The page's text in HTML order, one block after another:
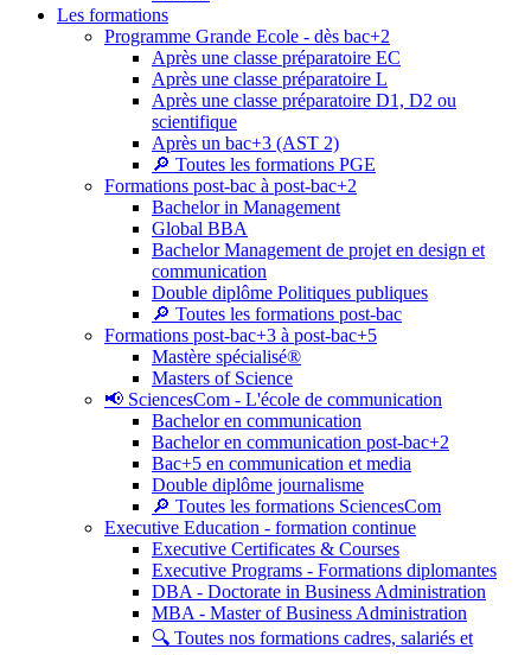
Les formations
Programme Grande Ecole - dès bac+2
Après une classe préparatoire EC
Après une classe préparatoire L
Après une classe préparatoire D1, D2 ou
scientifique
Après un bac+3 (AST 2)
🔎 Toutes les formations PGE
Formations post-bac à post-bac+2
Bachelor in Management
Global BBA
Bachelor Management de projet en design et
communication
Double diplôme Politiques publiques
🔎 Toutes les formations post-bac
Formations post-bac+3 à post-bac+5
Mastère spécialisé®
Masters of Science
📢 SciencesCom - L'école de communication
Bachelor en communication
Bachelor en communication post-bac+2
Bac+5 en communication et media
Double diplôme journalisme
🔎 Toutes les formations SciencesCom
Executive Education - formation continue
Executive Certificates & Courses
Executive Programs - Formations diplomantes
DBA - Doctorate in Business Administration
MBA - Master of Business Administration
🔍 Toutes nos formations cadres, salariés et